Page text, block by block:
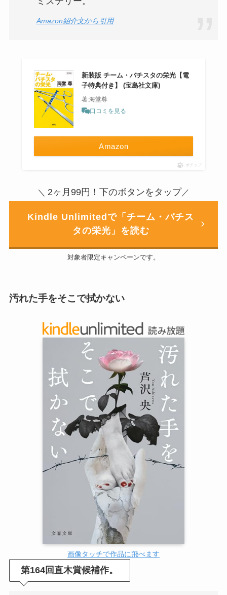
Amazon紹介文から引用
新装版 チーム・バチスタの栄光【電
子特典付き】 (宝島社文庫)
著:海堂尊
口コミを見る
Amazon
ポチップ
＼ 2ヶ月99円！下のボタンをタップ／
Kindle Unlimitedで「チーム・バチス
タの栄光」を読む
対象者限定キャンペーンです。
汚れた手をそこで拭かない
画像タッチで作品に飛べます
第164回直木賞候補作。